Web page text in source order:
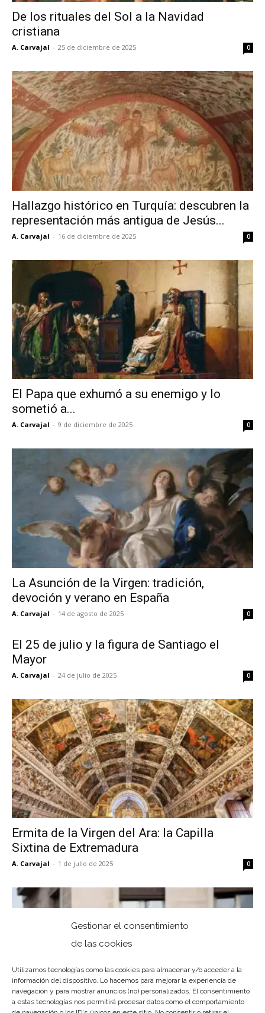
Gestionar el consentimiento
de las cookies
Utilizamos tecnologías como las cookies para almacenar y/o acceder a la
información del dispositivo. Lo hacemos para mejorar la experiencia de
navegación y para mostrar anuncios (no) personalizados. El consentimiento
a estas tecnologías nos permitirá procesar datos como el comportamiento
De los rituales del Sol a la Navidad
cristiana
A. Carvajal - 25 de diciembre de 2025 0
Hallazgo histórico en Turquía: descubren la
representación más antigua de Jesús...
A. Carvajal - 16 de diciembre de 2025 0
El Papa que exhumó a su enemigo y lo
sometió a...
A. Carvajal - 9 de diciembre de 2025 0
La Asunción de la Virgen: tradición,
devoción y verano en España
A. Carvajal - 14 de agosto de 2025 0
El 25 de julio y la figura de Santiago el
Mayor
A. Carvajal - 24 de julio de 2025 0
Ermita de la Virgen del Ara: la Capilla
Sixtina de Extremadura
A. Carvajal - 1 de julio de 2025 0